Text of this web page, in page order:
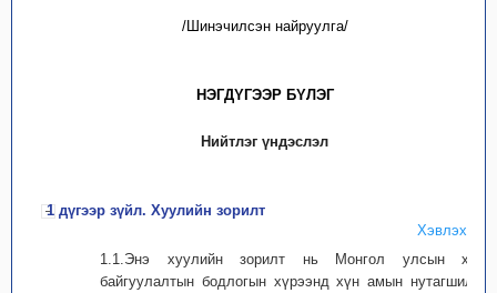
/Шинэчилсэн найруулга/
НЭГДYГЭЭР БYЛЭГ
Нийтлэг үндэслэл
1 дүгээр зүйл. Хуулийн зорилт
Хэвлэх
1.1.Энэ хуулийн зорилт нь Монгол улсын хот
байгуулалтын бодлогын хүрээнд хүн амын нутагшилт,